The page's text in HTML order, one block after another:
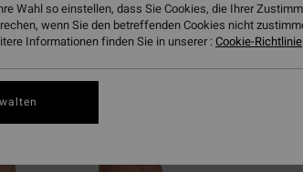
Wahl so einstellen, dass Sie Cookies, die Ihrer
wenn Sie den betreffenden Cookies nicht
Informationen finden Sie in unserer :Cookie-Richtlinie